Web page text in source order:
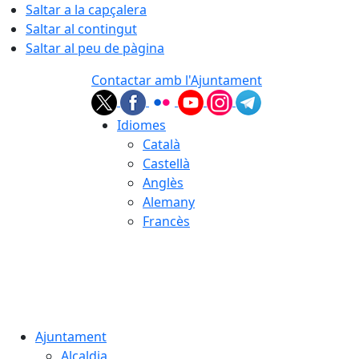
Saltar a la capçalera
Saltar al contingut
Saltar al peu de pàgina
Contactar amb l'Ajuntament
Idiomes
Català
Castellà
Anglès
Alemany
Francès
Ajuntament